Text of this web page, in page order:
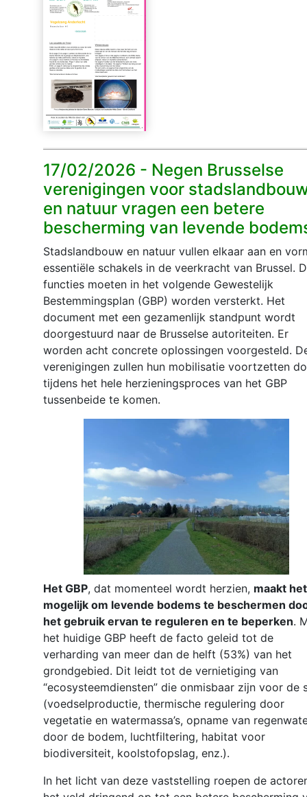
17/02/2026 - Negen Brusselse
verenigingen voor
en natuur vragen een betere
bescherming van levende
Stadslandbouw en natuur vullen elkaar aan en
essentiële schakels in de veerkracht van Brussel.
functies moeten in het volgende Gewestelijk
Bestemmingsplan (GBP) worden versterkt. Het
document met een gezamenlijk standpunt wordt
doorgestuurd naar de Brusselse autoriteiten. Er
worden acht concrete oplossingen voorgesteld.
verenigingen zullen hun mobilisatie voortzetten
tijdens het hele herzieningsproces van het GBP
tussenbeide te komen.
Het GBP, dat momenteel wordt herzien, maakt het
mogelijk om levende bodems te beschermen
het gebruik ervan te reguleren en te beperken.
het huidige GBP heeft de facto geleid tot de
verharding van meer dan de helft (53%) van het
grondgebied. Dit leidt tot de vernietiging van
“ecosysteemdiensten” die onmisbaar zijn voor de
(voedselproductie, thermische regulering door
vegetatie en watermassa’s, opname van
door de bodem, luchtfiltering, habitat voor
biodiversiteit, koolstofopslag, enz.).
In het licht van deze vaststelling roepen de